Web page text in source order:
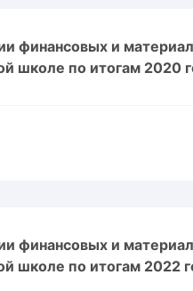
финансовых и
школе по итогам 2020
финансовых и
школе по итогам 2022